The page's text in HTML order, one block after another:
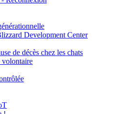
Development Center
de décès chez les chats
volontaire